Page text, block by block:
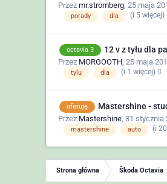
Przez mr.stromberg, 25 maja
porady dla (i 5 więcej)
octavia 3 12 v z tyłu dla
Przez MORGOOTH, 25 maja
tylu dla (i 1 więcej)
oferuję Mastershine -
Przez Mastershine, 31 stycznia
mastershine auto (i
Strona główna Škoda Octavia